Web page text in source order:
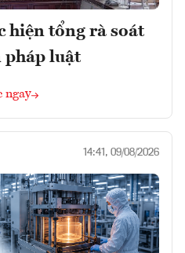
hiện tổng rà soát
pháp luật
ngay
14:41, 09/08/2026